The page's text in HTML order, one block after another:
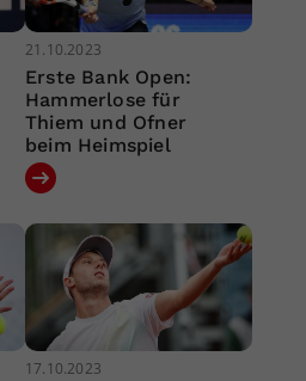
21.10.2023
Erste Bank Open:
Hammerlose für
Thiem und Ofner
beim Heimspiel
17.10.2023